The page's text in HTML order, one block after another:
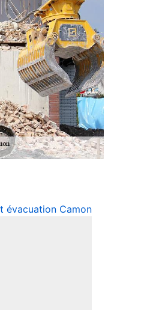
évacuation Camon